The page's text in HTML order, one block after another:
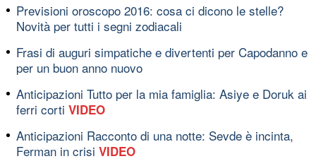
Previsioni oroscopo 2016: cosa ci dicono le stelle?
Novità per tutti i segni zodiacali
Frasi di auguri simpatiche e divertenti per Capodanno e
per un buon anno nuovo
Anticipazioni Tutto per la mia famiglia: Asiye e Doruk ai
ferri corti VIDEO
Anticipazioni Racconto di una notte: Sevde è incinta,
Ferman in crisi VIDEO